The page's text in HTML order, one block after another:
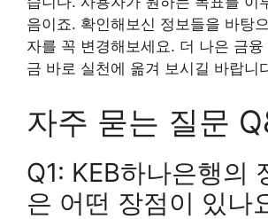
음이죠. 확인해보신 정보들을 바탕
자를 꼭 변경해보세요. 더 나은 금융
금 바로 실천에 옮겨 보시길 바랍니
자주 묻는 질문
Q1: KEB하나은행의
은 어떤 장점이 있나